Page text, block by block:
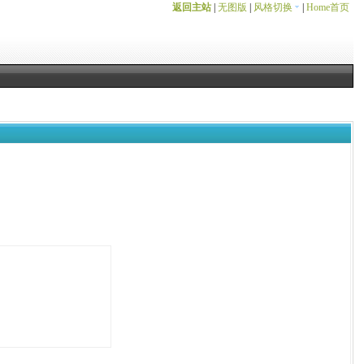
返回主站| 无图版 风格切换 Home首页